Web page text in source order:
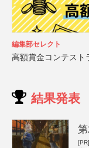
編集部セレクト
高額賞金コンテスト
結果発表
[PR]